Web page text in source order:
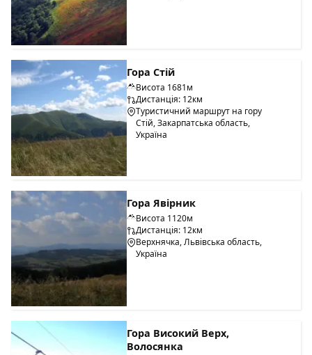
Гора Стій
Висота 1681м
Дистанція: 12км
Туристичний маршрут на гору
Стій, Закарпатська область,
Україна
Гора Явірник
Висота 1120м
Дистанція: 12км
Верхнячка, Львівська область,
Україна
Гора Високий Верх,
Волосянка